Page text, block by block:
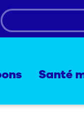
Santé